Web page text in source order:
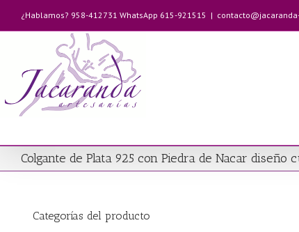
contenido
¿Hablamos? 958-412731 WhatsApp 615-921515 |
Colgante de Plata 925 con Piedra de Nacar diseño
Categorías del producto